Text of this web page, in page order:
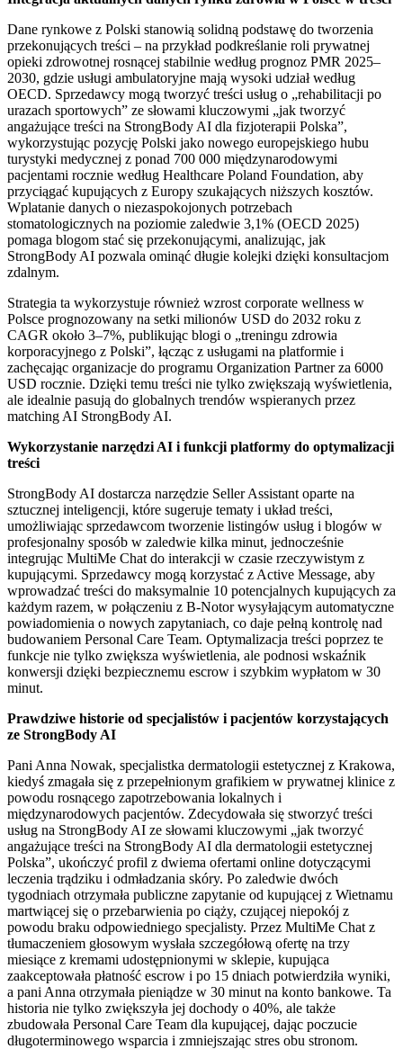
Dane rynkowe z Polski stanowią solidną podstawę do tworzenia
przekonujących treści – na przykład podkreślanie roli prywatnej
opieki zdrowotnej rosnącej stabilnie według prognoz PMR 2025–
2030, gdzie usługi ambulatoryjne mają wysoki udział według
OECD. Sprzedawcy mogą tworzyć treści usług o „rehabilitacji po
urazach sportowych” ze słowami kluczowymi „jak tworzyć
angażujące treści na StrongBody AI dla fizjoterapii Polska”,
wykorzystując pozycję Polski jako nowego europejskiego hubu
turystyki medycznej z ponad 700 000 międzynarodowymi
pacjentami rocznie według Healthcare Poland Foundation, aby
przyciągać kupujących z Europy szukających niższych kosztów.
Wplatanie danych o niezaspokojonych potrzebach
stomatologicznych na poziomie zaledwie 3,1% (OECD 2025)
pomaga blogom stać się przekonującymi, analizując, jak
StrongBody AI pozwala ominąć długie kolejki dzięki konsultacjom
zdalnym.
Strategia ta wykorzystuje również wzrost corporate wellness w
Polsce prognozowany na setki milionów USD do 2032 roku z
CAGR około 3–7%, publikując blogi o „treningu zdrowia
korporacyjnego z Polski”, łącząc z usługami na platformie i
zachęcając organizacje do programu Organization Partner za 6000
USD rocznie. Dzięki temu treści nie tylko zwiększają wyświetlenia,
ale idealnie pasują do globalnych trendów wspieranych przez
matching AI StrongBody AI.
Wykorzystanie narzędzi AI i funkcji platformy do optymalizacji
treści
StrongBody AI dostarcza narzędzie Seller Assistant oparte na
sztucznej inteligencji, które sugeruje tematy i układ treści,
umożliwiając sprzedawcom tworzenie listingów usług i blogów w
profesjonalny sposób w zaledwie kilka minut, jednocześnie
integrując MultiMe Chat do interakcji w czasie rzeczywistym z
kupującymi. Sprzedawcy mogą korzystać z Active Message, aby
wprowadzać treści do maksymalnie 10 potencjalnych kupujących za
każdym razem, w połączeniu z B-Notor wysyłającym automatyczne
powiadomienia o nowych zapytaniach, co daje pełną kontrolę nad
budowaniem Personal Care Team. Optymalizacja treści poprzez te
funkcje nie tylko zwiększa wyświetlenia, ale podnosi wskaźnik
konwersji dzięki bezpiecznemu escrow i szybkim wypłatom w 30
minut.
Prawdziwe historie od specjalistów i pacjentów korzystających
ze StrongBody AI
Pani Anna Nowak, specjalistka dermatologii estetycznej z Krakowa,
kiedyś zmagała się z przepełnionym grafikiem w prywatnej klinice z
powodu rosnącego zapotrzebowania lokalnych i
międzynarodowych pacjentów. Zdecydowała się stworzyć treści
usług na StrongBody AI ze słowami kluczowymi „jak tworzyć
angażujące treści na StrongBody AI dla dermatologii estetycznej
Polska”, ukończyć profil z dwiema ofertami online dotyczącymi
leczenia trądziku i odmładzania skóry. Po zaledwie dwóch
tygodniach otrzymała publiczne zapytanie od kupującej z Wietnamu
martwiącej się o przebarwienia po ciąży, czującej niepokój z
powodu braku odpowiedniego specjalisty. Przez MultiMe Chat z
tłumaczeniem głosowym wysłała szczegółową ofertę na trzy
miesiące z kremami udostępnionymi w sklepie, kupująca
zaakceptowała płatność escrow i po 15 dniach potwierdziła wyniki,
a pani Anna otrzymała pieniądze w 30 minut na konto bankowe. Ta
historia nie tylko zwiększyła jej dochody o 40%, ale także
zbudowała Personal Care Team dla kupującej, dając poczucie
długoterminowego wsparcia i zmniejszając stres obu stronom.